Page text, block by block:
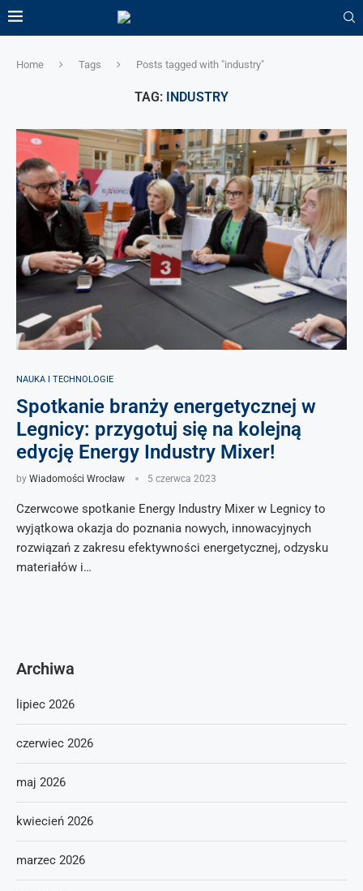
Home Tags Posts tagged with "industry"
TAG: INDUSTRY
NAUKA I TECHNOLOGIE
Spotkanie branży energetycznej w
Legnicy: przygotuj się na kolejną
edycję Energy Industry Mixer!
by Wiadomości Wrocław 5 czerwca 2023
Czerwcowe spotkanie Energy Industry Mixer w Legnicy to
wyjątkowa okazja do poznania nowych, innowacyjnych
rozwiązań z zakresu efektywności energetycznej, odzysku
materiałów i…
Archiwa
lipiec 2026
czerwiec 2026
maj 2026
kwiecień 2026
marzec 2026